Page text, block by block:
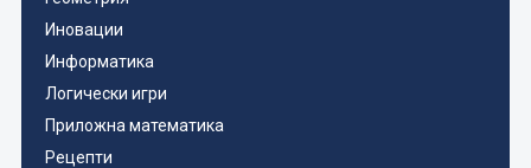
Иновации
Информатика
Логически игри
Приложна математика
Рецепти